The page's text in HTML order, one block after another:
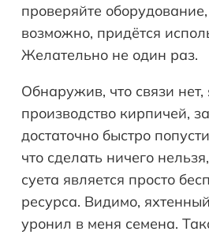
проверяйте
возможно, придётся
Желательно не один раз.
Обнаружив, что связи нет,
производство кирпичей,
достаточно быстро
что сделать ничего
суета является просто
ресурса. Видимо,
уронил в меня семена.